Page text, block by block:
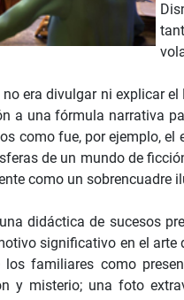
era divulgar ni explicar
a una fórmula narrativa
como fue, por ejemplo, el
de un mundo de
como un sobrencuadre
didáctica de sucesos
significativo en el
los familiares como
y misterio; una foto